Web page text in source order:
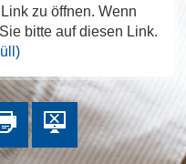
zu öffnen. Wenn
bitte auf diesen Link.